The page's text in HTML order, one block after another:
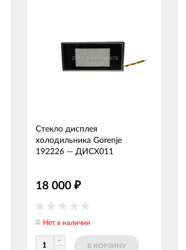
Стекло дисплея
холодильника Gorenje
192226 — ДИСХ011
18 000 ₽
Нет в наличии
В КОРЗИНУ